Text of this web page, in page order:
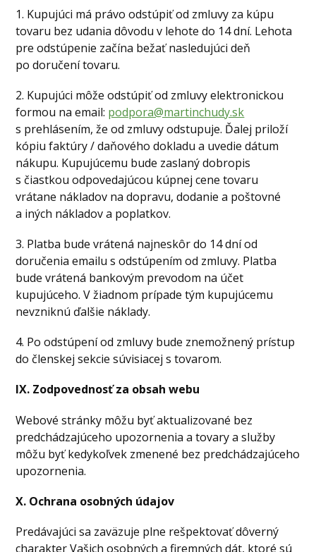
1. Kupujúci má právo odstúpiť od zmluvy za kúpu
tovaru bez udania dôvodu v lehote do 14 dní. Lehota
pre odstúpenie začína bežať nasledujúci deň
po doručení tovaru.
2. Kupujúci môže odstúpiť od zmluvy elektronickou
formou na email: podpora@martinchudy.sk
s prehlásením, že od zmluvy odstupuje. Ďalej priloží
kópiu faktúry / daňového dokladu a uvedie dátum
nákupu. Kupujúcemu bude zaslaný dobropis
s čiastkou odpovedajúcou kúpnej cene tovaru
vrátane nákladov na dopravu, dodanie a poštovné
a iných nákladov a poplatkov.
3. Platba bude vrátená najneskôr do 14 dní od
doručenia emailu s odstúpením od zmluvy. Platba
bude vrátená bankovým prevodom na účet
kupujúceho. V žiadnom prípade tým kupujúcemu
nevzniknú ďalšie náklady.
4. Po odstúpení od zmluvy bude znemožnený prístup
do členskej sekcie súvisiacej s tovarom.
IX. Zodpovednosť za obsah webu
Webové stránky môžu byť aktualizované bez
predchádzajúceho upozornenia a tovary a služby
môžu byť kedykoľvek zmenené bez predchádzajúceho
upozornenia.
X. Ochrana osobných údajov
Predávajúci sa zaväzuje plne rešpektovať dôverný
charakter Vašich osobných a firemných dát, ktoré sú